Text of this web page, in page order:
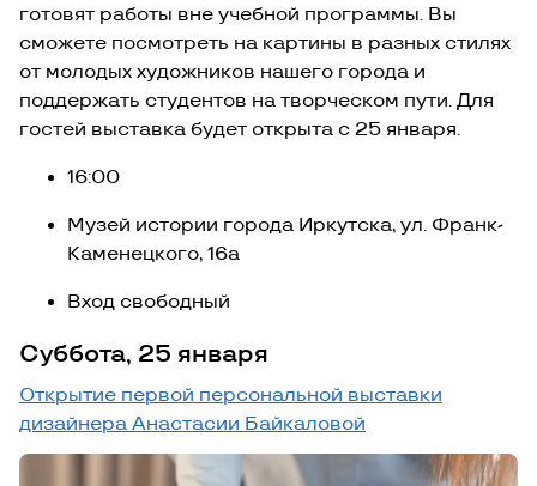
готовят работы вне учебной программы. Вы
сможете посмотреть на картины в разных стилях
от молодых художников нашего города и
поддержать студентов на творческом пути. Для
гостей выставка будет открыта с 25 января.
16:00
Музей истории города Иркутска, ул. Франк-
Каменецкого, 16а
Вход свободный
Суббота, 25 января
Открытие первой персональной выставки
дизайнера Анастасии Байкаловой